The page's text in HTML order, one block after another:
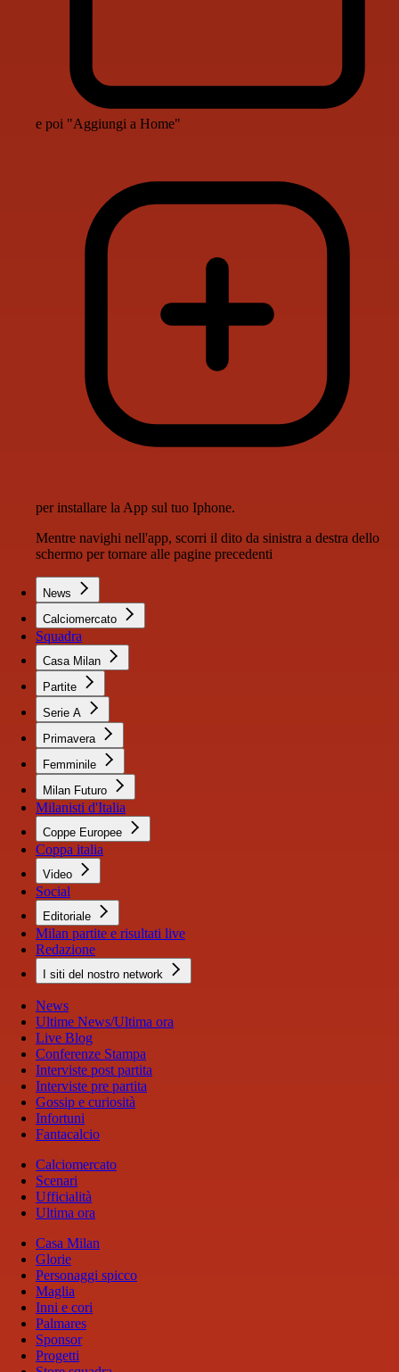
e poi "Aggiungi a Home"
per installare la App sul tuo Iphone.
Mentre navighi nell'app, scorri il dito da sinistra a destra dello
schermo per tornare alle pagine precedenti
News
Calciomercato
Squadra
Casa Milan
Partite
Serie A
Primavera
Femminile
Milan Futuro
Milanisti d'Italia
Coppe Europee
Coppa italia
Video
Social
Editoriale
Milan partite e risultati live
Redazione
I siti del nostro network
News
Ultime News/Ultima ora
Live Blog
Conferenze Stampa
Interviste post partita
Interviste pre partita
Gossip e curiosità
Infortuni
Fantacalcio
Calciomercato
Scenari
Ufficialità
Ultima ora
Casa Milan
Glorie
Personaggi spicco
Maglia
Inni e cori
Palmares
Sponsor
Progetti